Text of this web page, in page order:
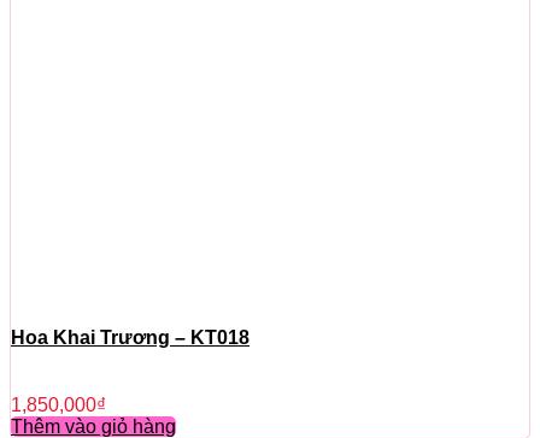
Hoa Khai Trương – KT018
1,850,000₫
Thêm vào giỏ hàng